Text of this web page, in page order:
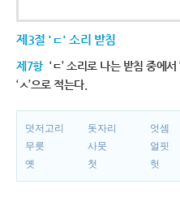
제3절 'ㄷ' 소리 받침
제7항 ‘ㄷ’ 소리로 나는 받침 중에
‘ㅅ’으로 적는다.
덧저고리 돗자리 엇셈
무릇
사뭇 얼핏
옛
첫 헛